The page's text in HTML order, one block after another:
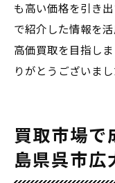
も高い価格を引き
で紹介した情報を
高価買取を目指し
りがとうございま
買取市場で
島県呉市広